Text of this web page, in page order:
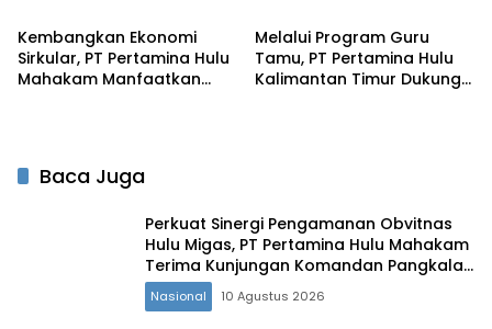
Produksi Semester I 2026‎
Kembangkan Ekonomi
Sirkular, PT Pertamina Hulu
Mahakam Manfaatkan
Melalui Program Guru
Tamu, PT Pertamina Hulu
Kalimantan Timur Dukung
Baca Juga
Perkuat Sinergi Pengamanan Obvitnas
Hulu Migas, PT Pertamina Hulu Mahakam
Terima Kunjungan Komandan Pangkalan
TNI AL Balikpapan
Nasional 10 Agustus 2026